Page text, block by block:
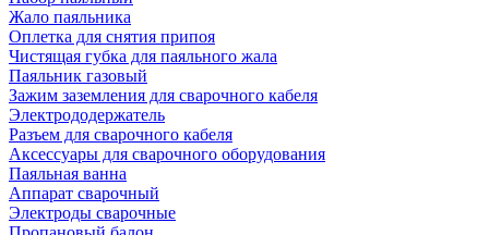
Жало паяльника
Оплетка для снятия припоя
Чистящая губка для паяльного жала
Паяльник газовый
Зажим заземления для сварочного кабеля
Электрододержатель
Разъем для сварочного кабеля
Аксессуары для сварочного оборудования
Паяльная ванна
Аппарат сварочный
Электроды сварочные